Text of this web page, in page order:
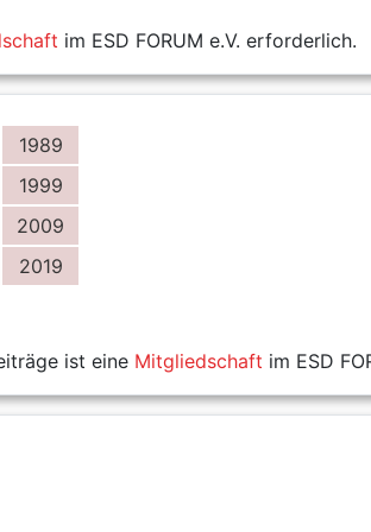
im ESD FORUM e.V. erforderlich.
1989
1999
2009
2019
ist eine Mitgliedschaft im ESD